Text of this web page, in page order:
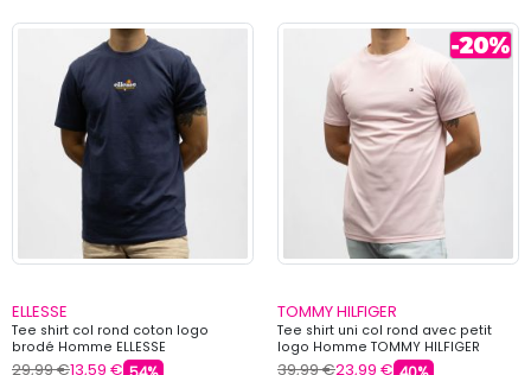
ELLESSE
Tee shirt col rond coton logo
brodé Homme ELLESSE
29,99 €13,59 €
TOMMY HILFIGER
Tee shirt uni col rond avec petit
logo Homme TOMMY HILFIGER
39,99 €23,99 €